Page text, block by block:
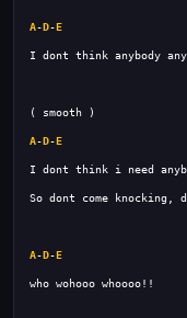
A-D-E
A-D-E
A-D-E